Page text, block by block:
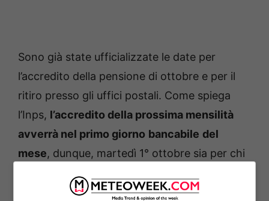
Sono già state ufficializzate le date per
l’accredito della pensione di ottobre e per il
ritiro presso gli uffici postali. Come spiega
l’Inps, l’accredito della prossima mensilità
avverrà nel primo giorno bancabile del
mese, dunque, martedì 1° ottobre sia per chi
per gli istituti bancari.